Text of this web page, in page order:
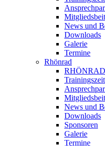
News und
Downloads
Galerie
Termine
Rhönrad
RHÖNRAD
News und
Downloads
Sponsoren
Galerie
Termine